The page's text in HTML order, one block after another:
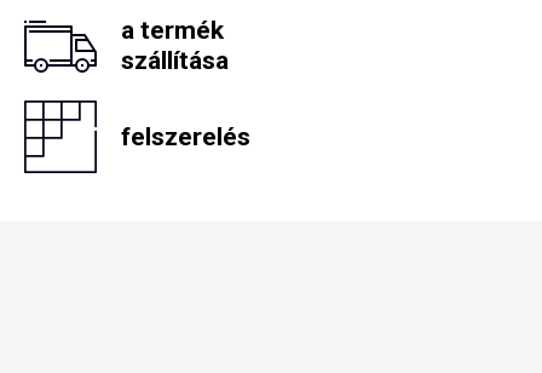
a termék
szállítása
felszerelés